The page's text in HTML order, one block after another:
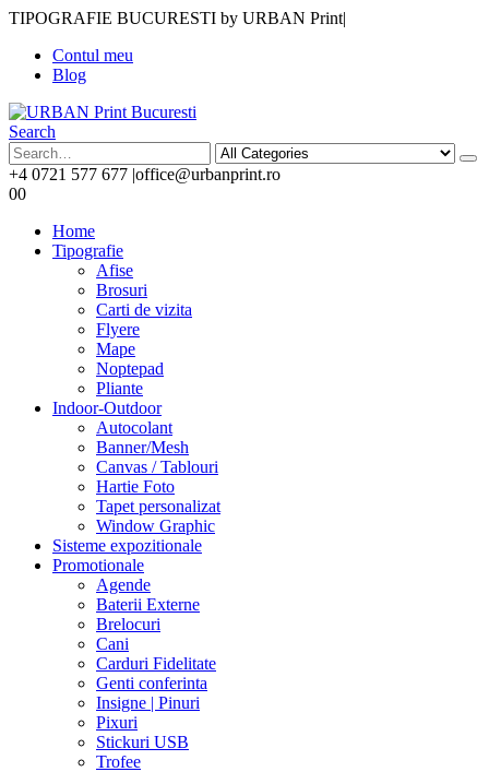
TIPOGRAFIE BUCURESTI by URBAN Print|
Contul meu
Blog
Search
+4 0721 577 677 |office@urbanprint.ro
00
Home
Tipografie
Afise
Brosuri
Carti de vizita
Flyere
Mape
Noptepad
Pliante
Indoor-Outdoor
Autocolant
Banner/Mesh
Canvas / Tablouri
Hartie Foto
Tapet personalizat
Window Graphic
Sisteme expozitionale
Promotionale
Agende
Baterii Externe
Brelocuri
Cani
Carduri Fidelitate
Genti conferinta
Insigne | Pinuri
Pixuri
Stickuri USB
Trofee